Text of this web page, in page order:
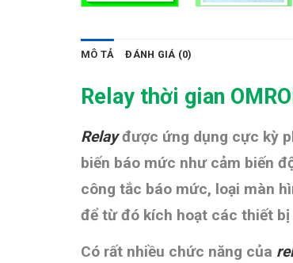
MÔ TẢ ĐÁNH GIÁ (0)
Relay thời gian
Relayđược ứng dụng cực kỳ
biến báo mức như cảm biến
công tắc báo mức, loại màn
để từ đó kích hoạt các thiết
Có rất nhiều chức năng của